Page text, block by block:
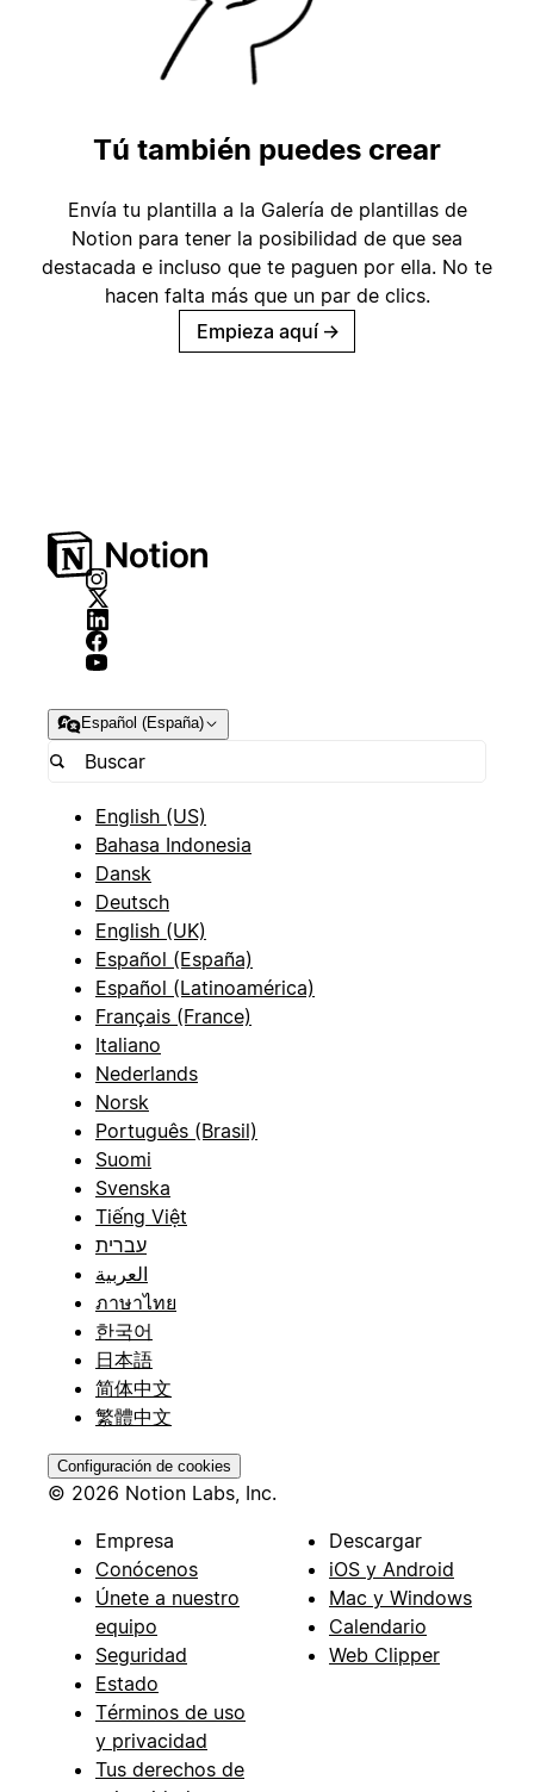
Tú también puedes crear
Envía tu plantilla a la Galería de plantillas de
Notion para tener la posibilidad de que sea
destacada e incluso que te paguen por ella. No te
hacen falta más que un par de clics.
Empieza aquí →
Español (España)
English (US)
Bahasa Indonesia
Dansk
Deutsch
English (UK)
Español (España)
Español (Latinoamérica)
Français (France)
Italiano
Nederlands
Norsk
Português (Brasil)
Suomi
Svenska
Tiếng Việt
עברית
العربية
ภาษาไทย
한국어
日本語
简体中文
繁體中文
Configuración de cookies
© 2026 Notion Labs, Inc.
Empresa
Conócenos
Únete a nuestro
equipo
Seguridad
Estado
Términos de uso
y privacidad
Tus derechos de
Descargar
iOS y Android
Mac y Windows
Calendario
Web Clipper